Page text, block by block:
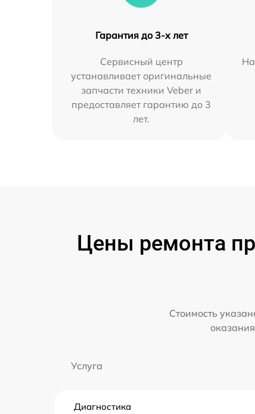
Гарантия до 3-х лет
Сервисный центр
устанавливает оригинальные
запчасти техники Veber и
предоставляет гарантию до 3
лет.
Цены ремонта
Стоимость
Услуга
Диагностика